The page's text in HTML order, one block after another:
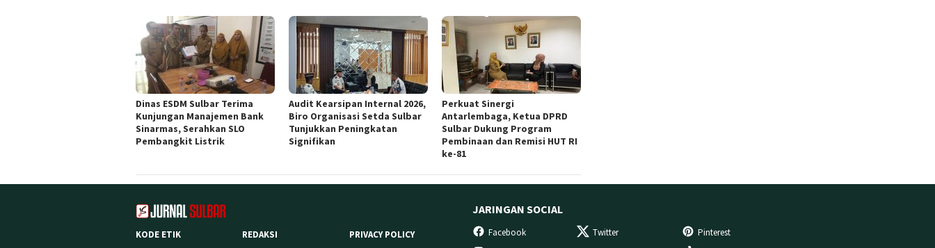
Dinas ESDM Sulbar Terima
Kunjungan Manajemen Bank
Sinarmas, Serahkan SLO
Pembangkit Listrik
Audit Kearsipan Internal 2026,
Biro Organisasi Setda Sulbar
Tunjukkan Peningkatan
Signifikan
Perkuat Sinergi
Antarlembaga, Ketua DPRD
Sulbar Dukung Program
Pembinaan dan Remisi HUT RI
ke-81
KODE ETIK REDAKSI PRIVACY POLICY
JARINGAN SOCIAL
Facebook Twitter
Pinterest